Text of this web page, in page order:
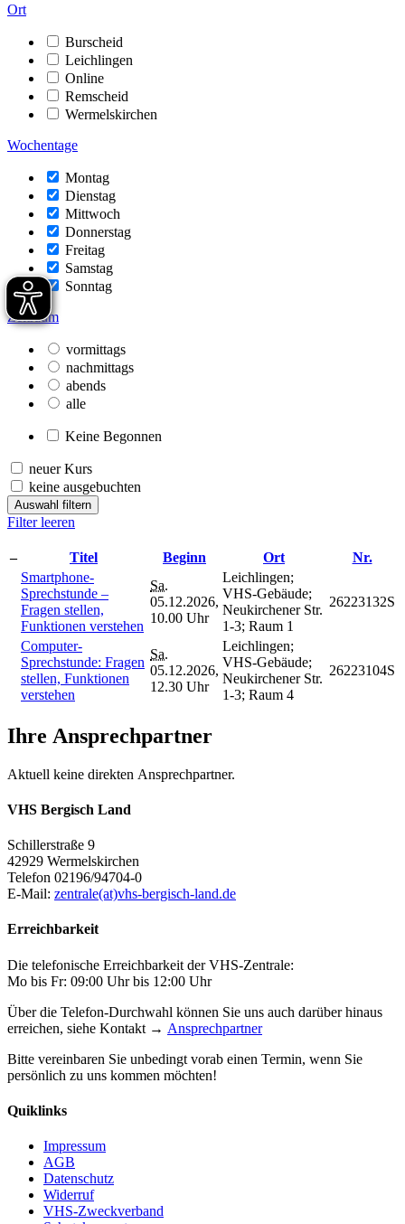
Ort
Burscheid
Leichlingen
Online
Remscheid
Wermelskirchen
Wochentage
Montag
Dienstag
Mittwoch
Donnerstag
Freitag
Samstag
Sonntag
Zeitraum
vormittags
nachmittags
abends
alle
Keine Begonnen
neuer Kurs
keine ausgebuchten
Auswahl filtern
Filter leeren
– Titel Beginn Ort
Nr.
Smartphone-
Sprechstunde –
Fragen stellen,
Funktionen verstehen
Sa.
05.12.2026,
10.00 Uhr
Leichlingen;
VHS-Gebäude;
Neukirchener Str.
1-3; Raum 1
26223132S
Computer-
Sprechstunde: Fragen
stellen, Funktionen
verstehen
Sa.
05.12.2026,
12.30 Uhr
Leichlingen;
VHS-Gebäude;
Neukirchener Str.
1-3; Raum 4
26223104S
Ihre Ansprechpartner
Aktuell keine direkten Ansprechpartner.
VHS Bergisch Land
Schillerstraße 9
42929 Wermelskirchen
Telefon 02196/94704-0
E-Mail: zentrale(at)vhs-bergisch-land.de
Erreichbarkeit
Die telefonische Erreichbarkeit der VHS-Zentrale:
Mo bis Fr: 09:00 Uhr bis 12:00 Uhr
Über die Telefon-Durchwahl können Sie uns auch darüber hinaus
erreichen, siehe Kontakt → Ansprechpartner
Bitte vereinbaren Sie unbedingt vorab einen Termin, wenn Sie
persönlich zu uns kommen möchten!
Quiklinks
Impressum
AGB
Datenschutz
Widerruf
VHS-Zweckverband